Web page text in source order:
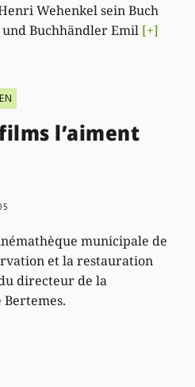
Wehenkel sein Buch
Buchhändler Emil [+]
l’aiment
municipale de
et la restauration
directeur de la